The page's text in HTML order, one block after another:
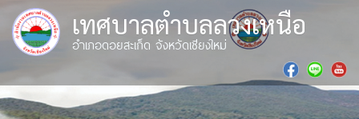
เทศบาลตำบลลวงเหนือ
อำเภอดอยสะเก็ด จังหวัดเชียงใหม่